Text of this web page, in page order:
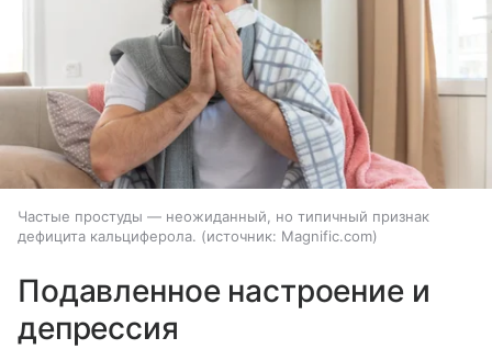
Частые простуды — неожиданный, но типичный признак
дефицита кальциферола.
источник: Magnific.com
Подавленное настроение и
депрессия